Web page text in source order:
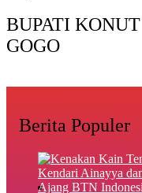
BUPATI
GOGO
Berita Populer